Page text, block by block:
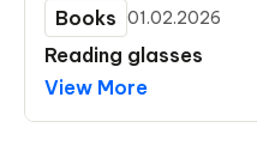
Reading glasses
Books 01.02.2026
View More